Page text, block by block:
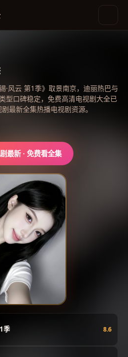
大全
·风云 第1季》取景南京，迪丽热巴与
型口碑稳定，免费高清电视剧大全已
最新全集热播电视剧资源。
最新· 免费看全集
季 8.6